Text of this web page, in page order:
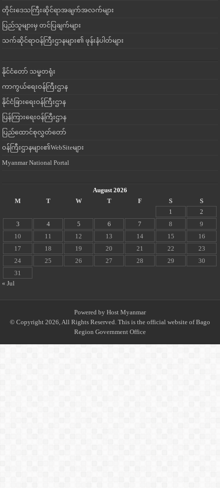
တိုင်းဒေသကြီးဆိုင်ရာအချက်အလက်များ
ပြည်သူများမှ တင်ပြချက်များ
သက်ဆိုင်ရာဝန်ကြီးဌာနများ၏ ဖုန်းနံပါတ်များ
နိုင်ငံတော် သမ္မတရုံး
ကာကွယ်ရေးဝန်ကြီးဌာန
နိုင်ငံခြားရေးဝန်ကြီးဌာန
ပြန်ကြားရေးဝန်ကြီးဌာန
ပြည်ထောင်စုလွှတ်တော်
ဝန်ကြီးဌာနများ၏WebSiteများ
Myanmar National Portal
August 2026
M
T W T F S
S
1
2
3
4 5 6 7 8
9
10
11 12 13 14 15
16
17
18 19 20 21 22
23
24
25 26 27 28 29
30
31
« Jul
Powered by Host Myanmar
© Copyright 2026, All Rights Reserved. This is the official website of Bago
Region Government Office